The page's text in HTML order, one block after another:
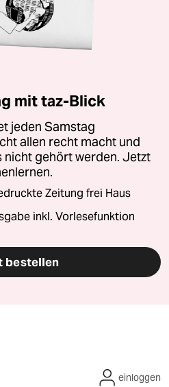
mit taz-Blick
jeden Samstag
allen recht macht und
nicht gehört werden. Jetzt
Zeitung frei Haus
inkl. Vorlesefunktion
bestellen
einloggen